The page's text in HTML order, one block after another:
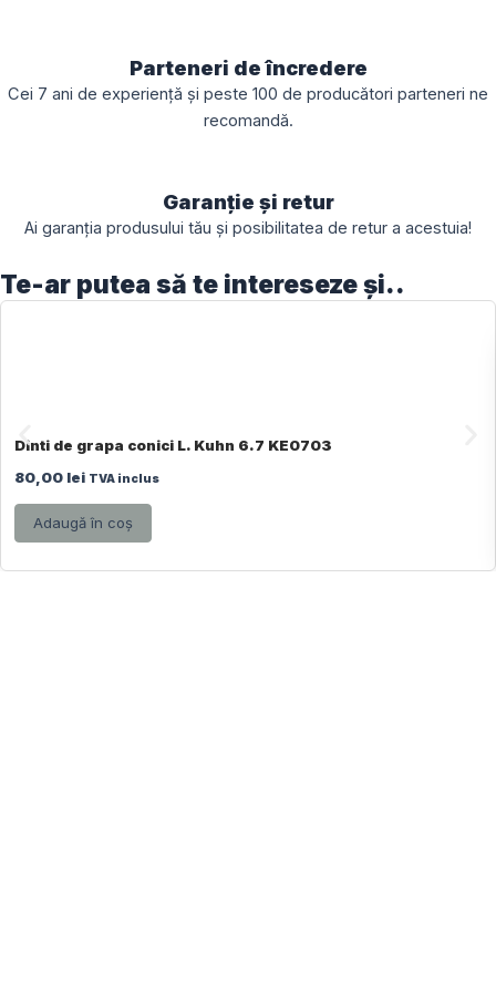
Parteneri de încredere
Cei 7 ani de experiență și peste 100 de producători parteneri ne
recomandă.
Garanție și retur
Ai garanția produsului tău și posibilitatea de retur a acestuia!
Te-ar putea să te intereseze și..
Dinti de grapa conici L. Kuhn 6.7 KE0703
80,00 lei TVA inclus
Adaugă în coș